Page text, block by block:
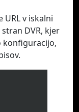
v iskalni
DVR, kjer
konfiguracijo,